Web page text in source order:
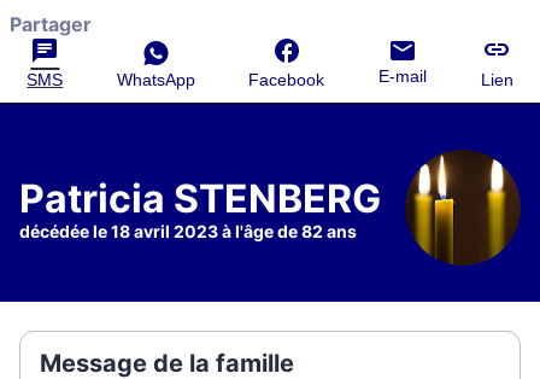
Partager
SMS WhatsApp Facebook E-mail Lien
Patricia STENBERG
décédée le 18 avril 2023 à l'âge de 82 ans
Message de la famille